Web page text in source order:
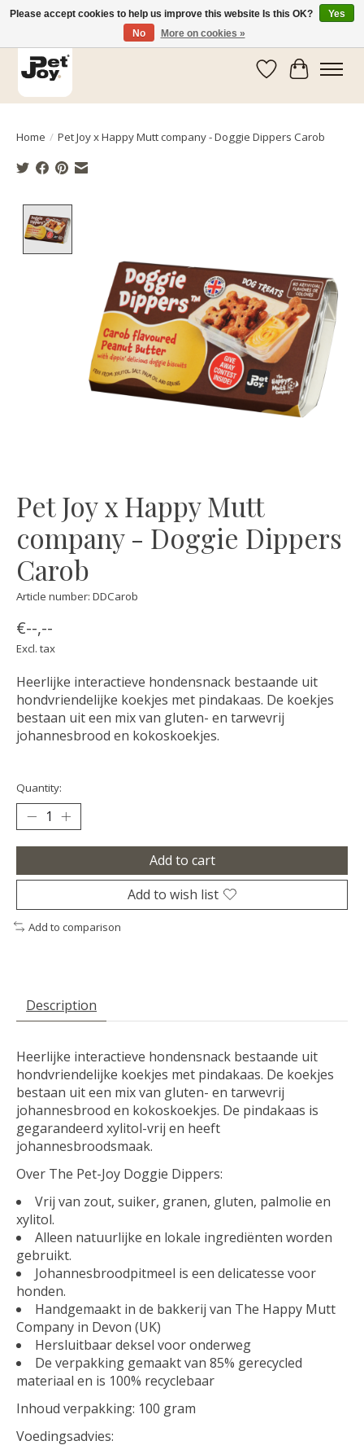
WishlistCart
Home / Pet Joy x Happy Mutt company - Doggie Dippers Carob
Pet Joy x Happy Mutt
company - Doggie Dippers
Carob
Article number: DDCarob
€--,--
Excl. tax
Heerlijke interactieve hondensnack bestaande uit
hondvriendelijke koekjes met pindakaas. De koekjes
bestaan uit een mix van gluten- en tarwevrij
johannesbrood en kokoskoekjes.
Quantity:
Add to cart
Add to wish list
Add to comparison
Description
Heerlijke interactieve hondensnack bestaande uit
hondvriendelijke koekjes met pindakaas. De koekjes
bestaan uit een mix van gluten- en tarwevrij
johannesbrood en kokoskoekjes. De pindakaas is
gegarandeerd xylitol-vrij en heeft
johannesbroodsmaak.
Over The Pet-Joy Doggie Dippers:
Vrij van zout, suiker, granen, gluten, palmolie en
xylitol.
Alleen natuurlijke en lokale ingrediënten worden
gebruikt.
Johannesbroodpitmeel is een delicatesse voor
honden.
Handgemaakt in de bakkerij van The Happy Mutt
Company in Devon (UK)
Hersluitbaar deksel voor onderweg
De verpakking gemaakt van 85% gerecycled
materiaal en is 100% recyclebaar
Inhoud verpakking: 100 gram
Voedingsadvies:
Please accept cookies to help us improve this website Is this OK?
Yes
No
More on cookies »